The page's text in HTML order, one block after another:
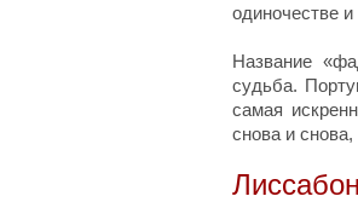
одиночестве
Название
судьба.
самая
снова и снова,